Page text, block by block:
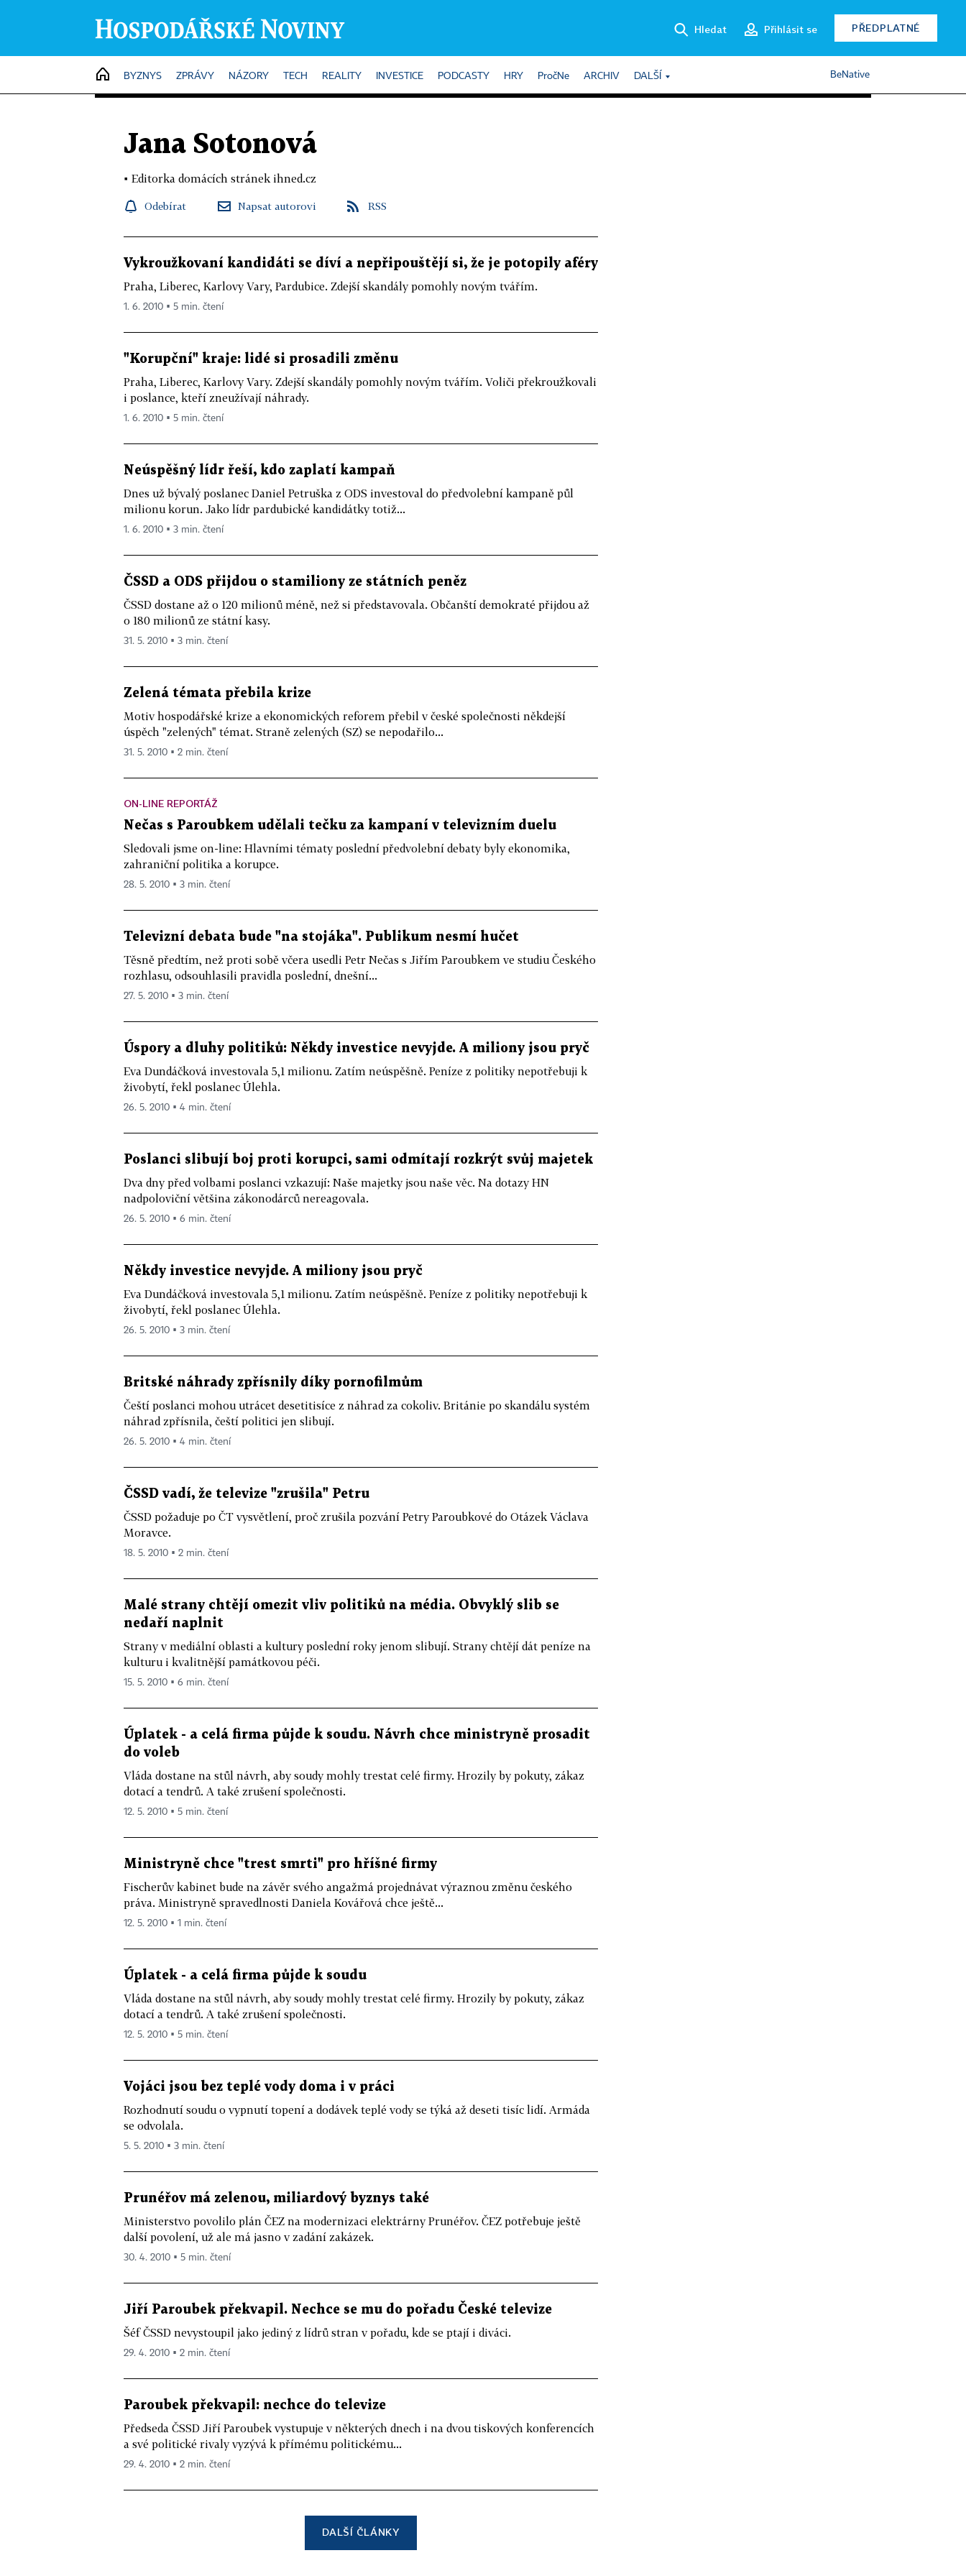
Hledat Přihlásit se PŘEDPLATNÉ
HOME
BYZNYS ZPRÁVY NÁZORY TECH REALITY INVESTICE PODCASTY HRY PročNe ARCHIV DALŠÍ BeNative
Jana Sotonová
▪ Editorka domácích stránek ihned.cz
Odebírat Napsat autorovi RSS
Vykroužkovaní kandidáti se díví a nepřipouštějí si, že je potopily aféry
Praha, Liberec, Karlovy Vary, Pardubice. Zdejší skandály pomohly novým tvářím.
1. 6. 2010 ▪ 5 min. čtení
"Korupční" kraje: lidé si prosadili změnu
Praha, Liberec, Karlovy Vary. Zdejší skandály pomohly novým tvářím. Voliči překroužkovali
i poslance, kteří zneužívají náhrady.
1. 6. 2010 ▪ 5 min. čtení
Neúspěšný lídr řeší, kdo zaplatí kampaň
Dnes už bývalý poslanec Daniel Petruška z ODS investoval do předvolební kampaně půl
milionu korun. Jako lídr pardubické kandidátky totiž...
1. 6. 2010 ▪ 3 min. čtení
ČSSD a ODS přijdou o stamiliony ze státních peněz
ČSSD dostane až o 120 milionů méně, než si představovala. Občanští demokraté přijdou až
o 180 milionů ze státní kasy.
31. 5. 2010 ▪ 3 min. čtení
Zelená témata přebila krize
Motiv hospodářské krize a ekonomických reforem přebil v české společnosti někdejší
úspěch "zelených" témat. Straně zelených (SZ) se nepodařilo...
31. 5. 2010 ▪ 2 min. čtení
ON-LINE REPORTÁŽ
Nečas s Paroubkem udělali tečku za kampaní v televizním duelu
Sledovali jsme on-line: Hlavními tématy poslední předvolební debaty byly ekonomika,
zahraniční politika a korupce.
28. 5. 2010 ▪ 3 min. čtení
Televizní debata bude "na stojáka". Publikum nesmí hučet
Těsně předtím, než proti sobě včera usedli Petr Nečas s Jiřím Paroubkem ve studiu Českého
rozhlasu, odsouhlasili pravidla poslední, dnešní...
27. 5. 2010 ▪ 3 min. čtení
Úspory a dluhy politiků: Někdy investice nevyjde. A miliony jsou pryč
Eva Dundáčková investovala 5,1 milionu. Zatím neúspěšně. Peníze z politiky nepotřebuji k
živobytí, řekl poslanec Úlehla.
26. 5. 2010 ▪ 4 min. čtení
Poslanci slibují boj proti korupci, sami odmítají rozkrýt svůj majetek
Dva dny před volbami poslanci vzkazují: Naše majetky jsou naše věc. Na dotazy HN
nadpoloviční většina zákonodárců nereagovala.
26. 5. 2010 ▪ 6 min. čtení
Někdy investice nevyjde. A miliony jsou pryč
Eva Dundáčková investovala 5,1 milionu. Zatím neúspěšně. Peníze z politiky nepotřebuji k
živobytí, řekl poslanec Úlehla.
26. 5. 2010 ▪ 3 min. čtení
Britské náhrady zpřísnily díky pornofilmům
Čeští poslanci mohou utrácet desetitisíce z náhrad za cokoliv. Británie po skandálu systém
náhrad zpřísnila, čeští politici jen slibují.
26. 5. 2010 ▪ 4 min. čtení
ČSSD vadí, že televize "zrušila" Petru
ČSSD požaduje po ČT vysvětlení, proč zrušila pozvání Petry Paroubkové do Otázek Václava
Moravce.
18. 5. 2010 ▪ 2 min. čtení
Malé strany chtějí omezit vliv politiků na média. Obvyklý slib se
nedaří naplnit
Strany v mediální oblasti a kultury poslední roky jenom slibují. Strany chtějí dát peníze na
kulturu i kvalitnější památkovou péči.
15. 5. 2010 ▪ 6 min. čtení
Úplatek - a celá firma půjde k soudu. Návrh chce ministryně prosadit
do voleb
Vláda dostane na stůl návrh, aby soudy mohly trestat celé firmy. Hrozily by pokuty, zákaz
dotací a tendrů. A také zrušení společnosti.
12. 5. 2010 ▪ 5 min. čtení
Ministryně chce "trest smrti" pro hříšné firmy
Fischerův kabinet bude na závěr svého angažmá projednávat výraznou změnu českého
práva. Ministryně spravedlnosti Daniela Kovářová chce ještě...
12. 5. 2010 ▪ 1 min. čtení
Úplatek - a celá firma půjde k soudu
Vláda dostane na stůl návrh, aby soudy mohly trestat celé firmy. Hrozily by pokuty, zákaz
dotací a tendrů. A také zrušení společnosti.
12. 5. 2010 ▪ 5 min. čtení
Vojáci jsou bez teplé vody doma i v práci
Rozhodnutí soudu o vypnutí topení a dodávek teplé vody se týká až deseti tisíc lidí. Armáda
se odvolala.
5. 5. 2010 ▪ 3 min. čtení
Prunéřov má zelenou, miliardový byznys také
Ministerstvo povolilo plán ČEZ na modernizaci elektrárny Prunéřov. ČEZ potřebuje ještě
další povolení, už ale má jasno v zadání zakázek.
30. 4. 2010 ▪ 5 min. čtení
Jiří Paroubek překvapil. Nechce se mu do pořadu České televize
Šéf ČSSD nevystoupil jako jediný z lídrů stran v pořadu, kde se ptají i diváci.
29. 4. 2010 ▪ 2 min. čtení
Paroubek překvapil: nechce do televize
Předseda ČSSD Jiří Paroubek vystupuje v některých dnech i na dvou tiskových konferencích
a své politické rivaly vyzývá k přímému politickému...
29. 4. 2010 ▪ 2 min. čtení
DALŠÍ ČLÁNKY